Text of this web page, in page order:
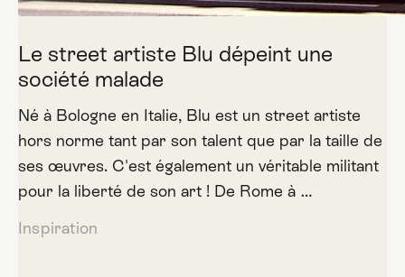
Le street artiste Blu dépeint une
société malade
Né à Bologne en Italie, Blu est un street artiste
hors norme tant par son talent que par la taille de
ses œuvres. C'est également un véritable militant
pour la liberté de son art ! De Rome à …
Inspiration